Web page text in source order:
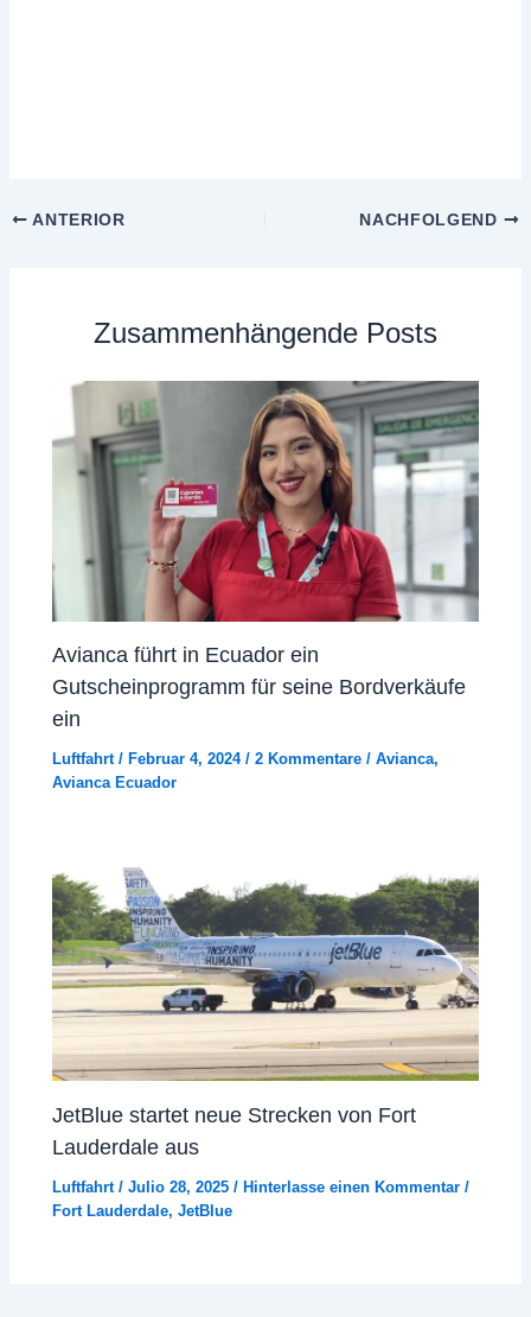
ANTERIOR NACHFOLGEND
Zusammenhängende Posts
Avianca führt in Ecuador ein
Gutscheinprogramm für seine Bordverkäufe
ein
Luftfahrt/ Februar 4, 2024/2 Kommentare /Avianca,
Avianca Ecuador
JetBlue startet neue Strecken von Fort
Lauderdale aus
Luftfahrt/Julio 28, 2025/ Hinterlasse einen Kommentar /
Fort Lauderdale,JetBlue